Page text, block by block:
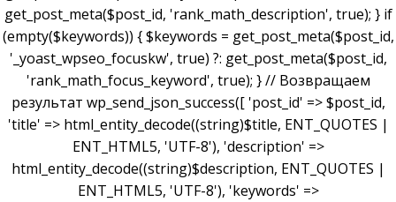
get_post_meta($post_id, 'rank_math_description', true); } if
(empty($keywords)) { $keywords = get_post_meta($post_id,
'_yoast_wpseo_focuskw', true) ?: get_post_meta($post_id,
'rank_math_focus_keyword', true); } // Возвращаем
результат wp_send_json_success([ 'post_id' => $post_id,
'title' => html_entity_decode((string)$title, ENT_QUOTES |
ENT_HTML5, 'UTF-8'), 'description' =>
html_entity_decode((string)$description, ENT_QUOTES |
ENT_HTML5, 'UTF-8'), 'keywords' =>